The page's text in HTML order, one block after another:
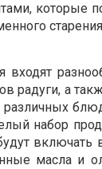
которые
входят
радуги, а
различных
набор
масла и